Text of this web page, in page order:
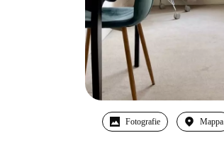
Fotografie Mappa